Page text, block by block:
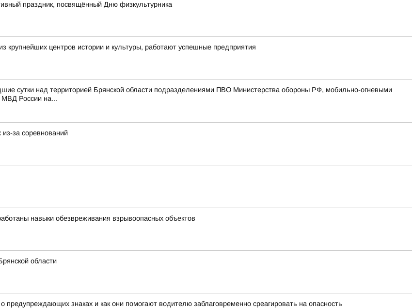
праздник, посвящённый Дню физкультурника
центров истории и культуры, работают успешные предприятия
сутки над территорией Брянской области подразделениями ПВО Министерства обороны РФ, мобильно-огневыми
России на...
за соревнований
навыки обезвреживания взрывоопасных объектов
области
предупреждающих знаках и как они помогают водителю заблаговременно среагировать на опасность